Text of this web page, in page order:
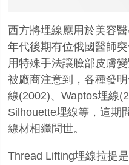
西方將埋線應用於美容
年代後期有位俄國醫師
用特殊手法讓臉部皮膚
被廠商注意到，各種發
線(2002)、Waptos埋線
Silhouette埋線等，這期
線材相繼問世。
Thread Lifting埋線拉提